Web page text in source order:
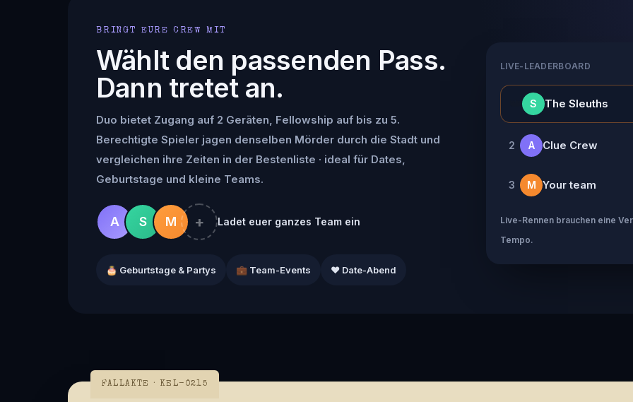
BRINGT EURE CREW MIT
Wählt den passenden Pass.
Dann tretet an.
Duo bietet Zugang auf 2 Geräten, Fellowship auf bis zu 5.
Berechtigte Spieler jagen denselben Mörder durch die Stadt und
vergleichen ihre Zeiten in der Bestenliste · ideal für Dates,
Geburtstage und kleine Teams.
A S M + Ladet euer ganzes Team ein
🎂 Geburtstage & Partys 💼 Team-Events ❤️ Date-Abend
LIVE-LEADERBOARD
S The Sleuths
2 A Clue Crew
3 M Your team
Live-Rennen brauchen eine
Tempo.
FALLAKTE · KEL-0215